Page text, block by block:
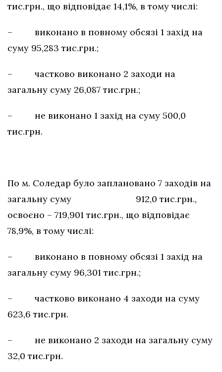
тис.грн., що відповідає 14,1%, в тому числі:
– виконано в повному обсязі 1 захід на
суму 95,283 тис.грн.;
– частково виконано 2 заходи на
загальну суму 26,087 тис.грн.;
– не виконано 1 захід на суму 500,0
тис.грн.
По м. Соледар було заплановано 7 заходів на
загальну суму 912,0 тис.грн.,
освоєно – 719,901 тис.грн., що відповідає
78,9%, в тому числі:
– виконано в повному обсязі 1 захід на
загальну суму 96,301 тис.грн.;
– частково виконано 4 заходи на суму
623,6 тис.грн.
– не виконано 2 заходи на загальну суму
32,0 тис.грн.